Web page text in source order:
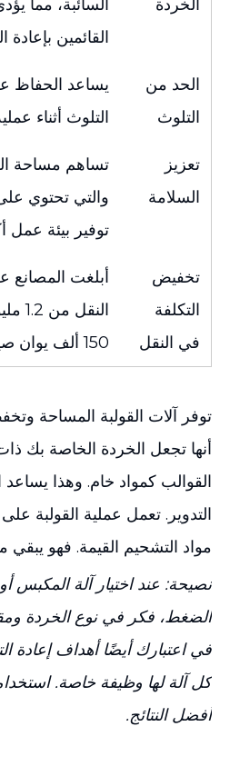
الخردة
السائبة، مما
القائمين بإعادة
الحد من
التلوث
يساعد الحفاظ
التلوث أثناء
تعزيز
السلامة
تساهم مساحة
والتي تحتوي
توفير بيئة عمل
تخفيض
التكلفة
في النقل
أبلغت
150 ألف يوان صيني بعد استخدام الآلة.
توفر آلات القولبة المساحة
أنها تجعل الخردة الخاصة بك
القوالب كمواد خام. وهذا يساعد
التدوير. تعمل عملية القولبة
مواد التشحيم القيمة. فهو يبقي
نصيحة: عند اختيار آلة المكبس
الضغط، فكر في نوع الخردة
في اعتبارك أيضًا أهداف إعادة
كل آلة لها وظيفة خاصة.
أفضل النتائج.